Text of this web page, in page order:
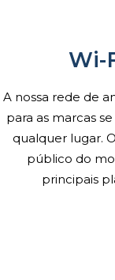
Wi-
A nossa rede de
para as marcas
qualquer lugar.
público do
principais